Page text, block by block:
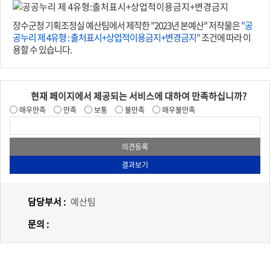
장수군청 기획조정실 예산팀에서 제작한 "2023년 본예산" 저작물은"공
공누리 제 4유형 : 출처표시+상업적이용금지+변경금지"조건에 따라 이
용할 수 있습니다.
현재 페이지에서 제공되는 서비스에 대하여 만족하십니까?
매우만족 만족 보통 불만족 매우불만족
담당부서 : 예산팀
문의 :